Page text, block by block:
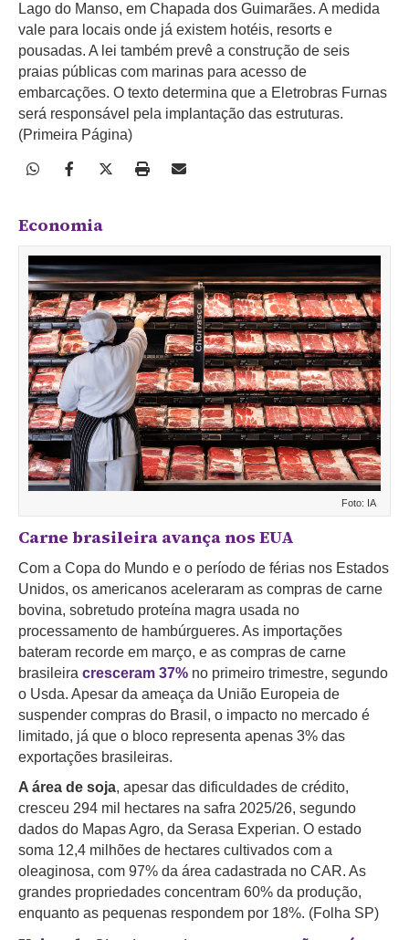
Lago do Manso, em Chapada dos Guimarães. A medida
vale para locais onde já existem hotéis, resorts e
pousadas. A lei também prevê a construção de seis
praias públicas com marinas para acesso de
embarcações. O texto determina que a Eletrobras Furnas
será responsável pela implantação das estruturas.
(Primeira Página)
Economia
Foto: IA
Carne brasileira avança nos EUA
Com a Copa do Mundo e o período de férias nos Estados
Unidos, os americanos aceleraram as compras de carne
bovina, sobretudo proteína magra usada no
processamento de hambúrgueres. As importações
bateram recorde em março, e as compras de carne
brasileira cresceram 37% no primeiro trimestre, segundo
o Usda. Apesar da ameaça da União Europeia de
suspender compras do Brasil, o impacto no mercado é
limitado, já que o bloco representa apenas 3% das
exportações brasileiras.
A área de soja, apesar das dificuldades de crédito,
cresceu 294 mil hectares na safra 2025/26, segundo
dados do Mapas Agro, da Serasa Experian. O estado
soma 12,4 milhões de hectares cultivados com a
oleaginosa, com 97% da área cadastrada no CAR. As
grandes propriedades concentram 60% da produção,
enquanto as pequenas respondem por 18%. (Folha SP)